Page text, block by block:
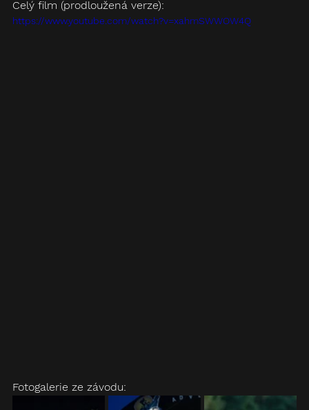
Celý film (prodloužená verze):
https://www.youtube.com/watch?v=xahmSWWOW4Q
Fotogalerie ze závodu: